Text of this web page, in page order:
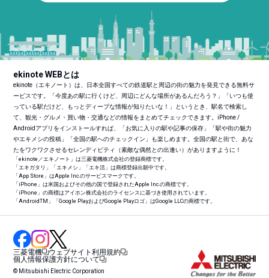
ekinote WEBとは
ekinote（エキノート）は、日本全国すべての鉄道駅と周辺の街の魅力を発見できる無料サ
ービスです。「今度あの駅に行くけど、周辺にどんな場所があるんだろう？」「いつも使
っている駅だけど、もっとディープな情報が知りたいな！」というとき、駅名で検索し
て、観光・グルメ・買い物・交通などの情報をまとめてチェックできます。iPhone /
Androidアプリをインストールすれば、「お気に入りの駅や記事の保存」「駅や街の魅力
やエキメシの投稿」「全国の駅へのチェックイン」も楽しめます。全国の駅と街で、あな
たをワクワクさせるセレンディピティ（素敵な偶然との出逢い）がありますように！
「ekinote／エキノート」は三菱電機株式会社の登録商標です。
「エキガタリ」「エキメシ」「エキ活」は商標登録出願中です。
「App Store」はApple Inc.のサービスマークです。
「iPhone」は米国およびその他の国で登録されたApple Inc.の商標です。
「iPhone」の商標はアイホン株式会社のライセンスに基づき使用されています。
「AndroidTM 」「Google PlayおよびGoogle Playロゴ」はGoogle LLCの商標です。
三菱電機
ウェブサイト利用規約
個人情報保護方針について
© Mitsubishi Electric Corporation